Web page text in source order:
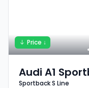
Price ↓
Audi A1
Sportback S Line